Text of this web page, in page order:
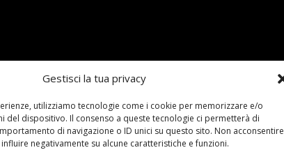
Gestisci la tua privacy
utilizziamo tecnologie come i cookie per memorizzare e/o
del dispositivo. Il consenso a queste tecnologie ci permetterà di
di navigazione o ID unici su questo sito. Non acconsentire
negativamente su alcune caratteristiche e funzioni.